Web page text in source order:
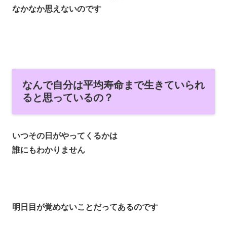
なかなか思えないのです
なんで自分は平均寿命まで生きていられ
ると思っているの？
いつその日がやってくるかは
誰にもわかりません
明日目が覚めないことだってあるのです